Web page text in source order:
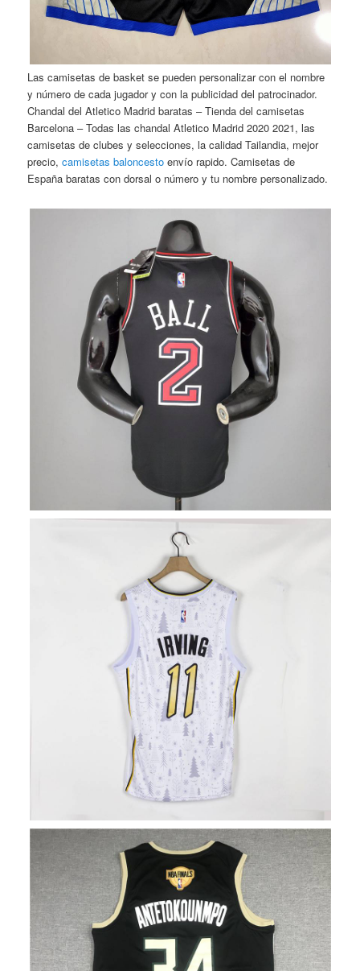
Las camisetas de basket se pueden personalizar con el nombre
y número de cada jugador y con la publicidad del patrocinador.
Chandal del Atletico Madrid baratas – Tienda del camisetas
Barcelona – Todas las chandal Atletico Madrid 2020 2021, las
camisetas de clubes y selecciones, la calidad Tailandia, mejor
precio,camisetas baloncesto envío rapido. Camisetas de
España baratas con dorsal o número y tu nombre personalizado.